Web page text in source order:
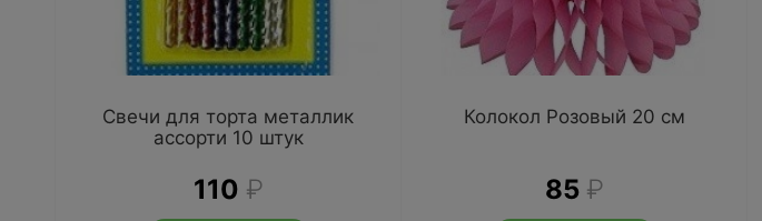
Свечи для торта металлик
ассорти 10 штук
110 ₽
Колокол Розовый 20 см
85 ₽